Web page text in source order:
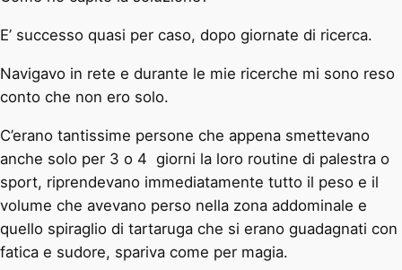
E’ successo quasi per caso, dopo giornate di ricerca.
Navigavo in rete e durante le mie ricerche mi sono reso
conto che non ero solo.
C’erano tantissime persone che appena smettevano
anche solo per 3 o 4 giorni la loro routine di palestra o
sport, riprendevano immediatamente tutto il peso e il
volume che avevano perso nella zona addominale e
quello spiraglio di tartaruga che si erano guadagnati con
fatica e sudore, spariva come per magia.